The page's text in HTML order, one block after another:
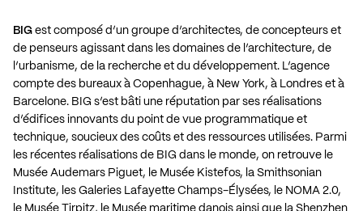
BIG est composé d’un groupe d’architectes, de concepteurs et
de penseurs agissant dans les domaines de l’architecture, de
l’urbanisme, de la recherche et du développement. L’agence
compte des bureaux à Copenhague, à New York, à Londres et à
Barcelone. BIG s’est bâti une réputation par ses réalisations
d’édifices innovants du point de vue programmatique et
technique, soucieux des coûts et des ressources utilisées. Parmi
les récentes réalisations de BIG dans le monde, on retrouve le
Musée Audemars Piguet, le Musée Kistefos, la Smithsonian
Institute, les Galeries Lafayette Champs-Élysées, le NOMA 2.0,
le Musée Tirpitz, le Musée maritime danois ainsi que la Shenzhen